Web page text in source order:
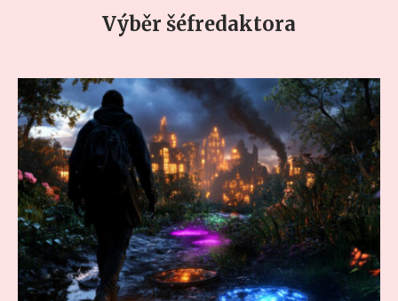
Výběr šéfredaktora